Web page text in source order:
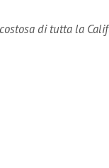
di tutta la